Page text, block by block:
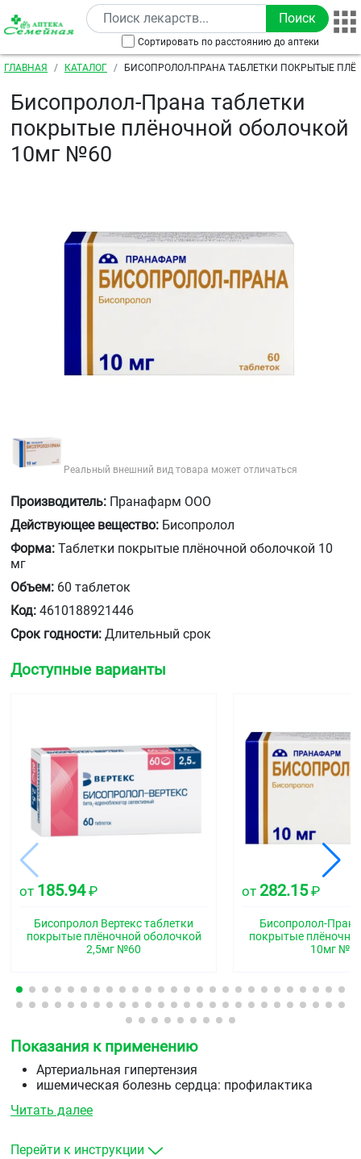
Перейти к основному содержанию
Сортировать по расстоянию до аптеки
Строка навигации
ГЛАВНАЯ КАТАЛОГ
БИСОПРОЛОЛ-ПРАНА ТАБЛЕТКИ ПОКРЫТЫЕ
Бисопролол-Прана таблетки
покрытые плёночной оболочкой
10мг №60
Реальный внешний вид товара может отличаться
Производитель: Пранафарм ООО
Действующее вещество: Бисопролол
Форма: Таблетки покрытые плёночной оболочкой 10
мг
Объем: 60 таблеток
Код: 4610188921446
Срок годности: Длительный срок
Доступные варианты
от 185.94₽
Бисопролол Вертекс таблетки
покрытые плёночной оболочкой
2,5мг №60
от 282.15₽
Бисопролол-
покрытые
10мг
Показания к применению
Артериальная гипертензия
ишемическая болезнь сердца: профилактика
Читать далее
Перейти к инструкции